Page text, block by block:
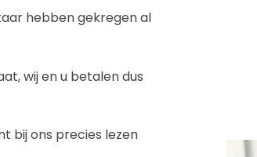
hebben gekregen al
wij en u betalen dus
bij ons precies lezen